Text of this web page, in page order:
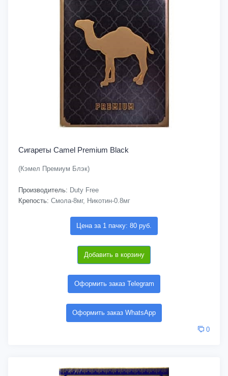
Сигареты Camel Premium Black
(Кэмел Премиум Блэк)
Производитель: Duty Free
Крепость: Смола-8мг, Никотин-0.8мг
Цена за 1 пачку: 80 руб.
Добавить в корзину
Оформить заказ Telegram
Оформить заказ WhatsApp
0